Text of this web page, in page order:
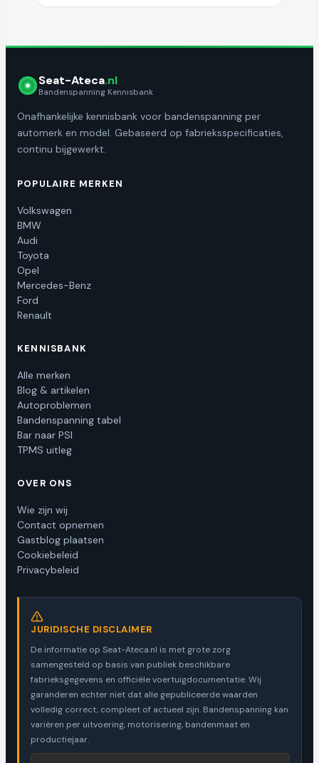
Seat-Ateca.nl
Bandenspanning Kennisbank
Onafhankelijke kennisbank voor bandenspanning per
automerk en model. Gebaseerd op fabrieksspecificaties,
continu bijgewerkt.
POPULAIRE MERKEN
Volkswagen
BMW
Audi
Toyota
Opel
Mercedes-Benz
Ford
Renault
KENNISBANK
Alle merken
Blog & artikelen
Autoproblemen
Bandenspanning tabel
Bar naar PSI
TPMS uitleg
OVER ONS
Wie zijn wij
Contact opnemen
Gastblog plaatsen
Cookiebeleid
Privacybeleid
JURIDISCHE DISCLAIMER
De informatie op Seat-Ateca.nl is met grote zorg
samengesteld op basis van publiek beschikbare
fabrieksgegevens en officiële voertuigdocumentatie. Wij
garanderen echter niet dat alle gepubliceerde waarden
volledig correct, compleet of actueel zijn. Bandenspanning kan
variëren per uitvoering, motorisering, bandenmaat en
productiejaar.